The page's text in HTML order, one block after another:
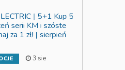
| 5+1 Kup 5
serii KM i szóste
za 1 zł! | sierpień
3 sie